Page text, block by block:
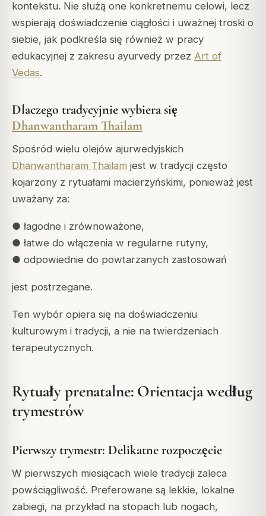
kontekstu. Nie służą one konkretnemu celowi, lecz
wspierają doświadczenie ciągłości i uważnej troski o
siebie, jak podkreśla się również w pracy
edukacyjnej z zakresu ayurvedy przez Art of
Vedas.
Dlaczego tradycyjnie wybiera się
Dhanwantharam Thailam
Spośród wielu olejów ajurwedyjskich
Dhanwantharam Thailam jest w tradycji często
kojarzony z rytuałami macierzyńskimi, ponieważ jest
uważany za:
● łagodne i zrównoważone,
● łatwe do włączenia w regularne rutyny,
● odpowiednie do powtarzanych zastosowań
jest postrzegane.
Ten wybór opiera się na doświadczeniu
kulturowym i tradycji, a nie na twierdzeniach
terapeutycznych.
Rytuały prenatalne: Orientacja według
trymestrów
Pierwszy trymestr: Delikatne rozpoczęcie
W pierwszych miesiącach wiele tradycji zaleca
powściągliwość. Preferowane są lekkie, lokalne
zabiegi, na przykład na stopach lub nogach,